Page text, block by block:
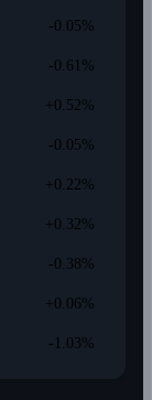
-0.05%
-0.61%
+0.52%
-0.05%
+0.22%
+0.32%
-0.38%
+0.06%
-1.03%